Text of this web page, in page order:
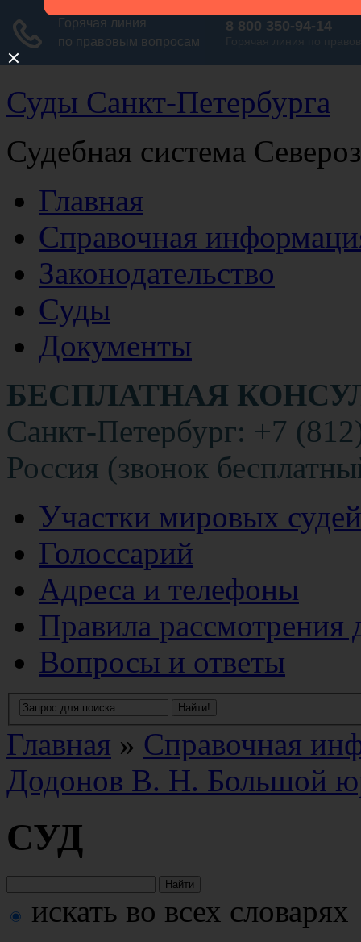
Суды Санкт-Петербурга
Судебная система
Главная
Справочная
Законодательство
Суды
Документы
БЕСПЛАТНАЯ
Санкт-Петербург: +7
Россия (звонок
Участки мировых судей
Голоссарий
Адреса и телефоны
Правила рассмотрения
Вопросы и ответы
Главная » Справочная
Додонов В. Н. Большой
СУД
искать во всех словарях